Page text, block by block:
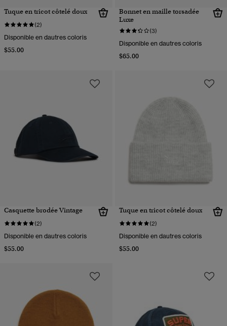
Tuque en tricot côtelé doux
(2)
Disponible en dautres coloris
$55.00
Bonnet en maille torsadée
Luxe
(3)
Disponible en dautres coloris
$65.00
Casquette brodée Vintage
(2)
Disponible en dautres coloris
$55.00
Tuque en tricot côtelé doux
(2)
Disponible en dautres coloris
$55.00